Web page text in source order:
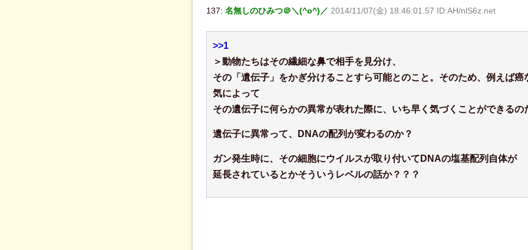
137: 名無しのひみつ＠＼(^o^)／ 2014/11/07(金) 18:46:01.57 ID:AH/nlS6z.net
>>1
＞動物たちはその繊細な鼻で相手を見分け、
その「遺伝子」をかぎ分けることすら可能とのこと。そのため、例えば癌
気によって
その遺伝子に何らかの異常が表れた際に、いち早く気づくことができるの
遺伝子に異常って、DNAの配列が変わるのか？
ガン発生時に、その細胞にウイルスが取り付いてDNAの塩基配列自体が
延長されているとかそういうレベルの話か？？？